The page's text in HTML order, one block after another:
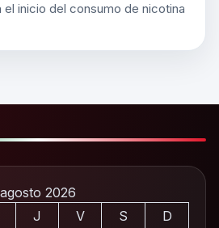
inicio del consumo de nicotina
agosto 2026
J V S
D